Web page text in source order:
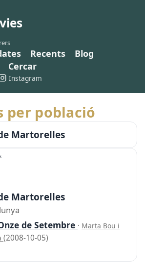
Recents
Blog
Cercar
Instagram
per població
Martorelles
Martorelles
de Setembre · Marta Bou i
(2008-10-05)